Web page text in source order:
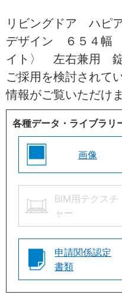
リビングドア ハ
デザイン ６５４幅
イト〉 左右兼用
ご採用を検討されて
情報がご覧いただけ
各種データ・ライブラリ
画像
BIM用テクスチ
ャー
申請関係認定
書類